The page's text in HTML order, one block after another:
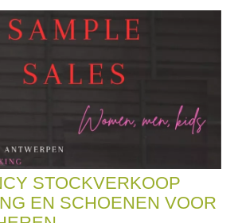
STOCKVERKOOP
EN SCHOENEN VOOR